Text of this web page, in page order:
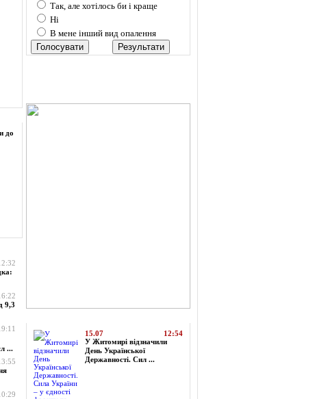
до
9,3
...
Так, але хотілось би і краще
Ні
В мене інший вид опалення
15.07
12:54
У Житомирі відзначили
День Української
Державності. Сил ...